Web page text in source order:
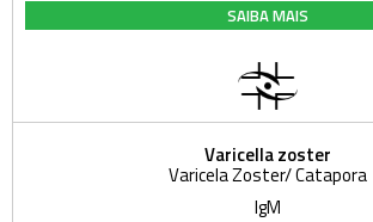
SAIBA MAIS
Varicella zoster
Varicela Zoster/ Catapora
IgM